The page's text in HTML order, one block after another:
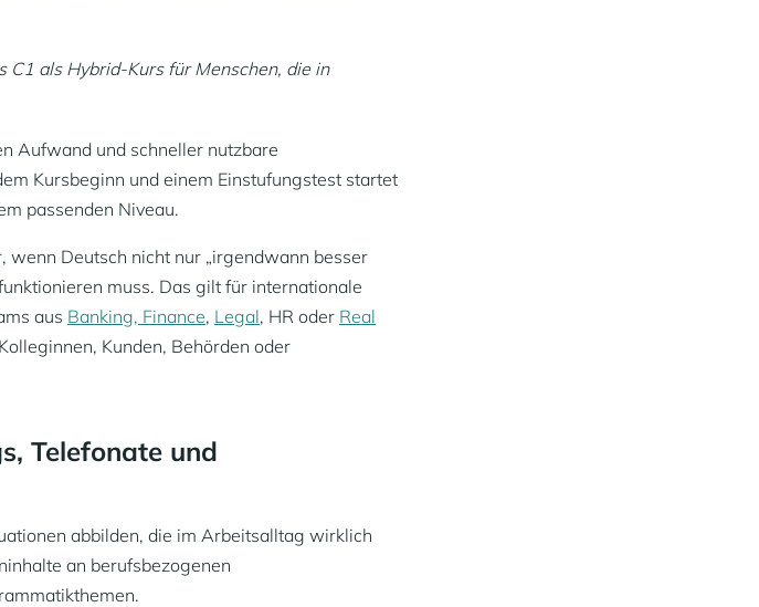
C1 als Hybrid-Kurs für Menschen, die in
Aufwand und schneller nutzbare
Kursbeginn und einem Einstufungstest startet
passenden Niveau.
wenn Deutsch nicht nur „irgendwann besser
muss. Das gilt für internationale
aus Banking, Finance, Legal, HR oder Real
Kunden, Behörden oder
Telefonate und
abbilden, die im Arbeitsalltag wirklich
an berufsbezogenen